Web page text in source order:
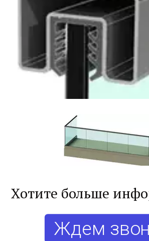
Хотите больше
Ждем